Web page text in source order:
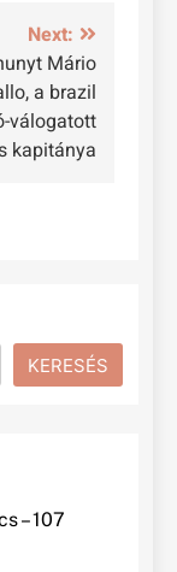
Next:
Mário
a brazil
válogatott
kapitánya
KERESÉS
– 107